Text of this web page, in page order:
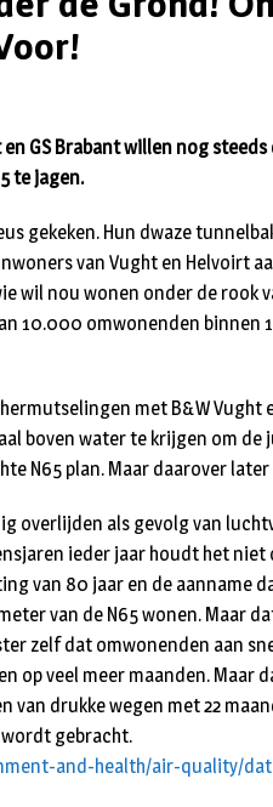
en GS Brabant willen nog
te jagen.
gekeken. Hun dwa­ze
van Vught en Helvoirt
wil nou wonen onder de rook
10.000 omwo­nenden binnen
met B&W Vught
boven water te krijgen om de
N65 plan. Maar daarover later
overlijden als gevolg van
ieder jaar houdt het niet
van 80 jaar en de aanname
van de N65 wonen. Maar
zelf dat omwonenden aan
veel meer maanden. Maar
drukke wegen met 22
wordt gebracht.
and-health/air-quality/